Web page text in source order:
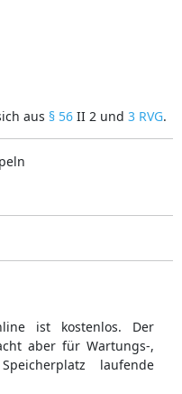
aus § 56II 2 und 3 RVG.
ist kostenlos. Der
aber für Wartungs-,
laufende